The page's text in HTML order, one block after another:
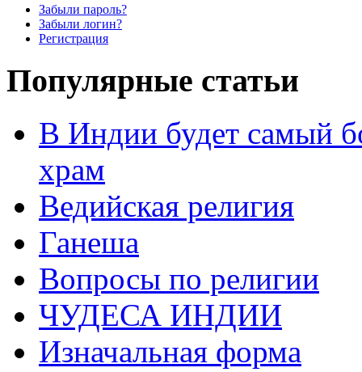
Забыли пароль?
Забыли логин?
Регистрация
Популярные статьи
В Индии будет самый
храм
Ведийская религия
Ганеша
Вопросы по религии
ЧУДЕСА ИНДИИ
Изначальная форма